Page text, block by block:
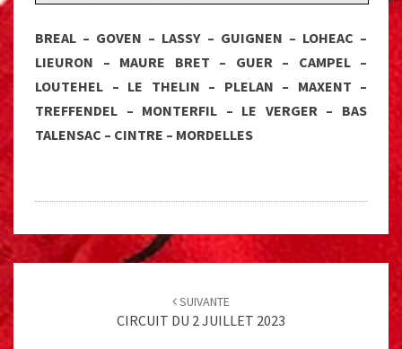
BREAL – GOVEN – LASSY – GUIGNEN – LOHEAC –
LIEURON – MAURE BRET – GUER – CAMPEL –
LOUTEHEL – LE THELIN – PLELAN – MAXENT –
TREFFENDEL – MONTERFIL – LE VERGER – BAS
TALENSAC – CINTRE – MORDELLES
SUIVANTE
CIRCUIT DU 2 JUILLET 2023